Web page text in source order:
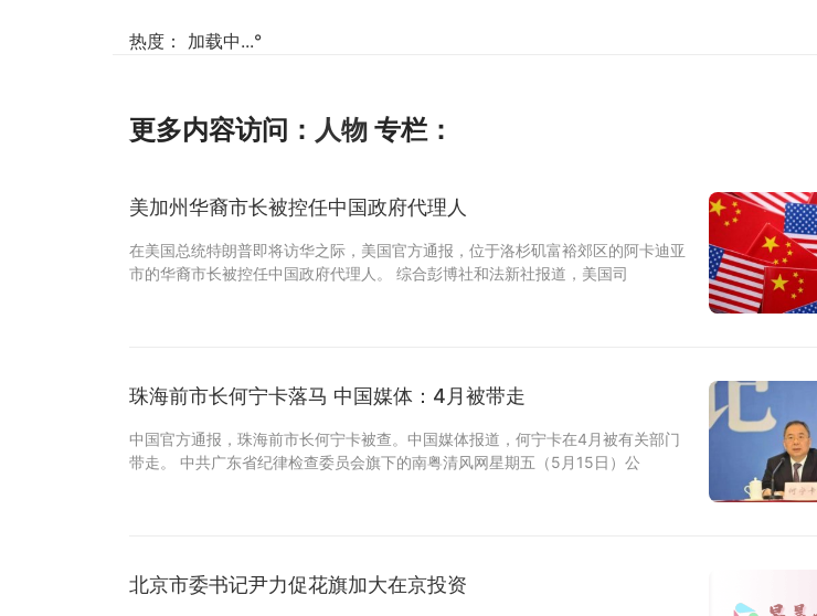
热度： 加载中...°
更多内容访问： 人物 专栏：
美加州华裔市长被控任中国政府代理人
在美国总统特朗普即将访华之际，美国官方通报，位于洛杉矶富裕郊区的阿卡迪亚
市的华裔市长被控任中国政府代理人。 综合彭博社和法新社报道，美国司
珠海前市长何宁卡落马 中国媒体：4月被带走
中国官方通报，珠海前市长何宁卡被查。中国媒体报道，何宁卡在4月被有关部门
带走。 中共广东省纪律检查委员会旗下的南粤清风网星期五（5月15日）公
北京市委书记尹力促花旗加大在京投资